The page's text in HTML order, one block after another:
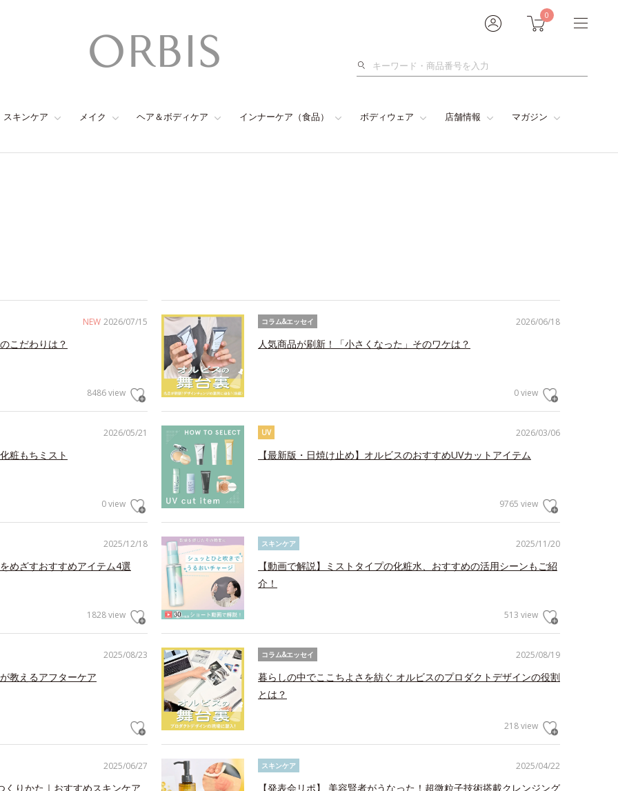
0
検
スキンケア メイク ヘア＆ボディケア インナーケア（食品） ボディウェア 店舗情報 マガジン
NEW 2026/07/15
こだわりは？
8486 view
2026/06/18
コラム&エッセイ
人気商品が刷新！「小さくなった」そのワケは？
0 view
2026/05/21
粧もちミスト
0 view
2026/03/06
UV
【最新版・日焼け止め】オルビスのおすすめUVカットアイテム
9765 view
2025/12/18
めざすおすすめアイテム4選
1828 view
2025/11/20
スキンケア
【動画で解説】ミストタイプの化粧水、おすすめの活用シーンもご紹
介！
513 view
2025/08/23
教えるアフターケア
2025/08/19
コラム&エッセイ
暮らしの中でここちよさを紡ぐ オルビスのプロダクトデザインの役割
とは？
218 view
2025/06/27
りかた｜おすすめスキンケア
2025/04/22
スキンケア
【発表会リポ】 美容賢者がうなった！超微粒子技術搭載クレンジング